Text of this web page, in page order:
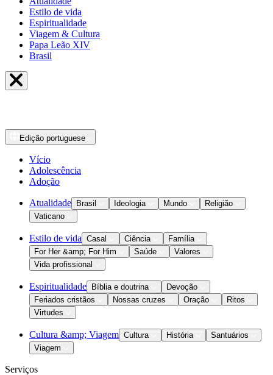
Estilo de vida
Espiritualidade
Viagem & Cultura
Papa Leão XIV
Brasil
Edição portuguese
Vício
Adolescência
Adoção
Atualidade Brasil Ideologia Mundo
Religião
Vaticano
Estilo de vida Casal Ciência
Família
For Her &amp; For Him
Saúde
Valores
Vida profissional
Espiritualidade Bíblia e doutrina
Devoção
Feriados cristãos
Nossas cruzes Oração
Ritos
Virtudes
Cultura &amp; Viagem Cultura História
Santuários
Viagem
Serviços